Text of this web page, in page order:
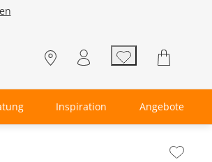
Inspiration Angebote
- Zum Seitenende